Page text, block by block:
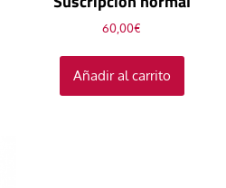
60,00€
Añadir al carrito